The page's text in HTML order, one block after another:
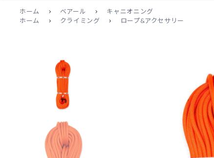
ホーム > ベアール >
キャニオニング
ホーム
> クライミング > ロープ&アクセサリー